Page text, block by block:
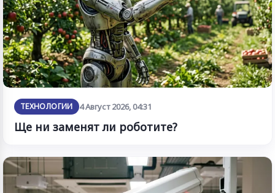
ТЕХНОЛОГИИ 4 Август 2026, 04:31
Ще ни заменят ли роботите?